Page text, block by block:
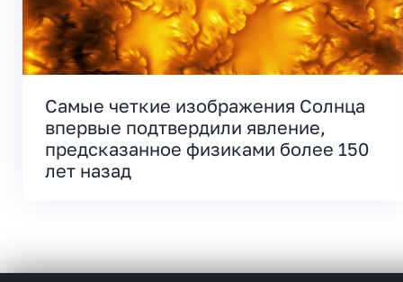
Самые четкие изображения Солнца
впервые подтвердили явление,
предсказанное физиками более 150
лет назад